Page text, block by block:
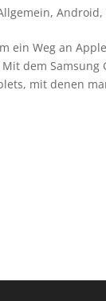
,Android,
ein Weg an
dem Samsung
mit denen